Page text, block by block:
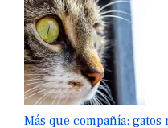
Más que compañía: